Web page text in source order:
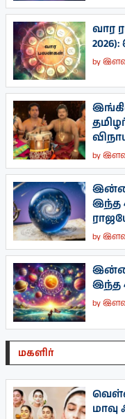
வார
by
by
இந்த
by
இந்த
by
மகளிர்